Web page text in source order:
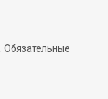
Обязательные